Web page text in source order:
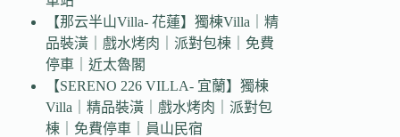
【那云半山Villa- 花蓮】獨棟Villa｜精
品裝潢｜戲水烤肉｜派對包棟｜免費
停車｜近太魯閣
【SERENO 226 VILLA- 宜蘭】獨棟
Villa｜精品裝潢｜戲水烤肉｜派對包
棟｜免費停車｜員山民宿